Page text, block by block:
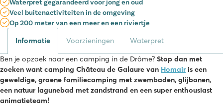
Veel buitenactiviteiten in de omgeving
Op 200 meter van een meer en een riviertje
Informatie Voorzieningen Waterpret
Ben je opzoek naar een camping in de Drôme? Stop dan met
zoeken want camping Château de Galaure van Homair is een
geweldige, groene familiecamping met zwembaden, glijbanen,
een natuur lagunebad met zandstrand en een super enthousiast
animatieteam!